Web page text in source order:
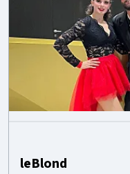
leBlond